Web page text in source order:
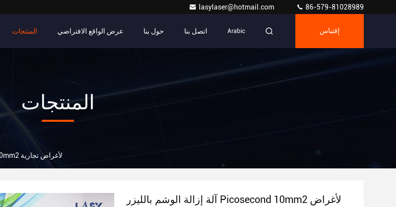
lasylaser@hotmail.com 86-579-81028989
المنتجات عرض الواقع الافتراضي حول بنا اتصل بنا Arabic إقتباس
المنتجات
آلة إزالة الوشم بالليزر Picosecond 10mm2 لأغراض تجارية
آلة إزالة الوشم بالليزر Picosecond 10mm2 لأغراض